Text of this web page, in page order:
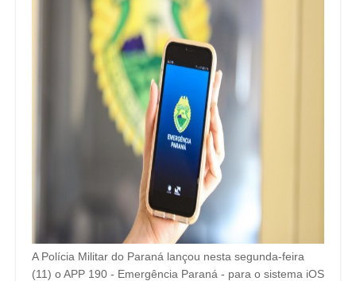
A Polícia Militar do Paraná lançou nesta segunda-feira
(11) o APP 190 - Emergência Paraná - para o sistema iOS